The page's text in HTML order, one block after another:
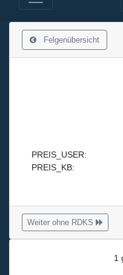
Felgenübersicht
PREIS_USER:
PREIS_KB:
Weiter ohne RDKS
1